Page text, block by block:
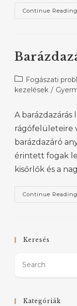
Continue Reading
Fogászati
kezelések /
A barázdazárás
rágófelületeire
barázdazáró
érintett fogak
kisőrlők és a
Continue Reading
Keresés
Kategóriák